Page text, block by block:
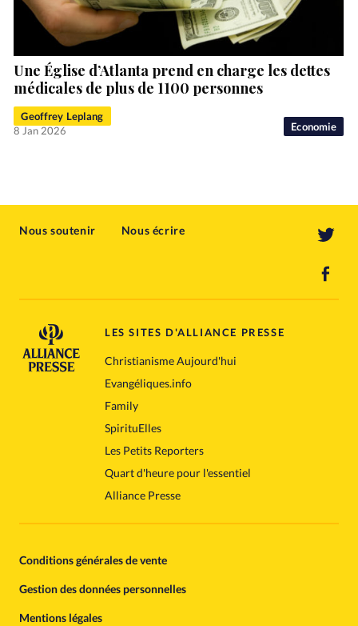
Economie
Une Église d’Atlanta prend en charge les dettes
médicales de plus de 1100 personnes
Geoffrey Leplang
8 Jan 2026
Nous soutenir Nous écrire
LES SITES D'ALLIANCE PRESSE
Christianisme Aujourd'hui
Evangéliques.info
Family
SpirituElles
Les Petits Reporters
Quart d'heure pour l'essentiel
Alliance Presse
Conditions générales de vente
Gestion des données personnelles
Mentions légales